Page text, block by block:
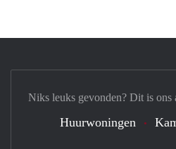
Niks leuks gevonden? Dit is ons
Huurwoningen